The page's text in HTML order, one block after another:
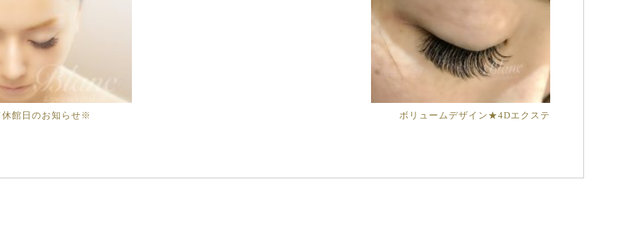
ボリュームデザイン★4Dエクステ
館日のお知らせ※